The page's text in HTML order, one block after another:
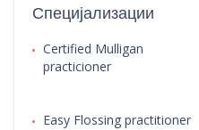
Специјализации
Certified Mulligan
practicioner
Easy Flossing practitioner